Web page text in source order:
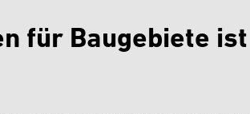
für Baugebiete ist